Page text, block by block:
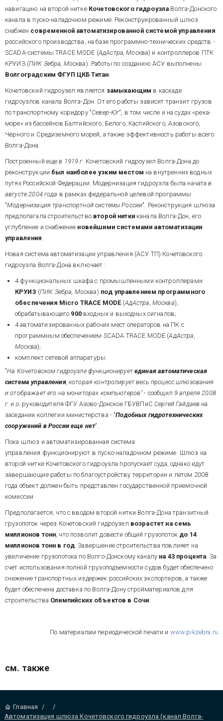
навигацию на второй нитке Кочетовского гидроузла Волга-Донского
канала в пуско-наладочном режиме. Реконструированный шлюз
снабжен современной автоматизированной системой управления
российского производства, на базе программно-технических средств -
SCADA-системы TRACE MODE (АдАстра, Москва) и контроллеров ПТК
КРУИЗ (ПИК Зебра, Москва). Работы по созданию АСУ выполнены
Волгоградским ФГУП ЦКБ Титан.
Кочетовский гидроузел является замыкающим в каскаде
гидроузлов канала Волга-Дон. От его работы зависит транзит грузов
по транспортному коридору "Север-Юг", в том числе и на судах «река-
море» из бассейнов Балтийского, Белого, Каспийского, Азовского,
Чёрного и Средиземного морей, а также эффективность работы всего
Волга-Дона.
Построенный ещев 1919 г. Кочетовский гидроузел Волга-Дона до
реконструкции был наиболее узким местом на внутренних водных
путях Российской Федерации. Модернизация гидроузла была начатав
августе 2004 года в рамках федеральной целевой программы
"Модернизация транспортной системы России". Реконструкция шлюза
предполагала строительство второй нитки канала Волга-Дон, его
углубление и снабжение новейшими системами автоматизации
управления .
Новая система автоматизации управления (АСУ ТП) Кочетовского
гидроузла Волга-Дона включает :
4 функциональных шкафа с промышленными контроллерами
КРУИЗ (ПИК Зебра, Москва) под управлением программного
обеспечения Micro TRACE MODE (АдАстра, Москва),
обрабатывающего 900 входных и выходных сигналов;
4 автоматизированных рабочих мест операторов на ПК с
программным обеспечением SCADA TRACE MODE (АдАстра,
Москва);
комплект сетевой аппаратуры.
"На Кочетовском гидроузле функционируетединая автоматическая
система управления, которая контролирует весь процесс шлюзования
и отображает его на мониторах компьютеров" - сообщил 9 апреля 2008
г. и.о. руководителя ФГУ Азово-Донское ГБУВПиССергей Гайдаев на
заседании коллегии министерства - "Подобных гидротехнических
сооружений в России еще нет".
Пока шлюз и автоматизированная система
управления функционируют в пуско-наладочном режиме. Шлюз на
второй нитке Кочетовского гидроузла пропускает суда, однако идут
завершающие работы по благоустройству территории и летом 2008
года объект должен быть представлен государственной приемочной
комиссии.
Предполагается, что с вводом второй нитки Волга-Дона транзитный
грузопоток через Кочетовский гидроузел возрастет на семь
миллионов тонн, что позволит довести общий грузопоток до 14
миллионов тонн в год. Завершение строительства повлияет на
увеличение грузопотока по Волго-Донскому каналу на 43 процента. За
счет использования полной грузоподъемности судов будет обеспечено
снижение транспортных издержек российских экспортеров, а также
будет обеспечена доставка по Волга-Дону стройматериалов для
строительства Олимпийских объектов в Сочи.
По материалам периодической печати и www.pikzebra.ru
см. также
Главная /
/
Автоматизация шлюза Кочетовского гидроузла (канал Волга-